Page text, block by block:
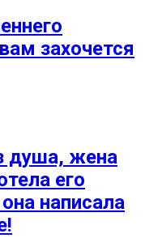
захочется
душа, жена
его
написала